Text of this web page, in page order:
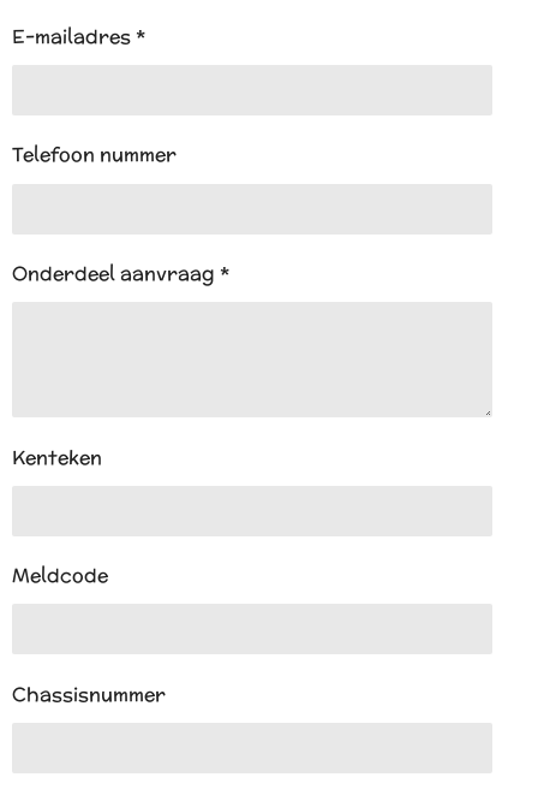
E-mailadres *
Telefoon nummer
Onderdeel aanvraag *
Kenteken
Meldcode
Chassisnummer